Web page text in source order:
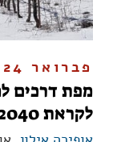
פברואר 2024
מפת דרכים
לקראת 2040